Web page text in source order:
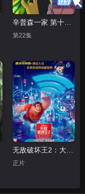
辛普森一家 第十五季
第22集
正片